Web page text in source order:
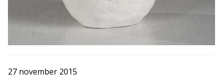
27 november 2015